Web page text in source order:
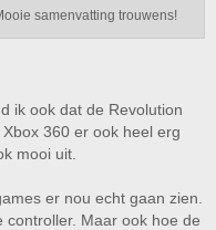
samenvatting trouwens!
ik ook dat de Revolution
360 er ook heel erg
mooi uit.
er nou echt gaan zien.
controller. Maar ook hoe de